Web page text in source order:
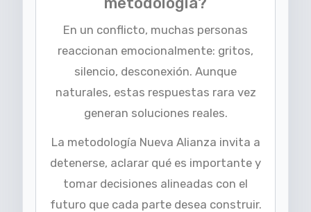
En un conflicto, muchas personas
reaccionan emocionalmente: gritos,
silencio, desconexión. Aunque
naturales, estas respuestas rara vez
generan soluciones reales.
La metodología Nueva Alianza invita a
detenerse, aclarar qué es importante y
tomar decisiones alineadas con el
futuro que cada parte desea construir.